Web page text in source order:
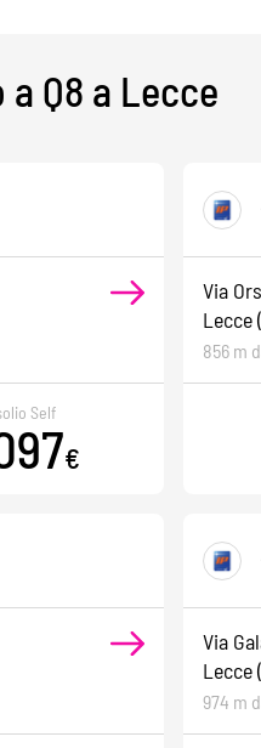
Q8 a Lecce
Self
€
Via
Lecce
856 m
Via
Lecce
974 m